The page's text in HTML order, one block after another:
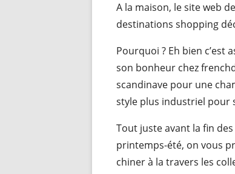
A la maison, le site web
destinations shopping
Pourquoi ? Eh bien
son bonheur chez
scandinave pour une
style plus industriel pour
Tout juste avant la fin
printemps-été, on vous
chiner à la travers les